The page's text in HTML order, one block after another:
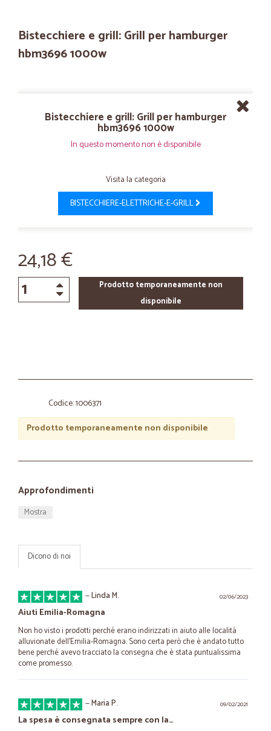
Bistecchiere e grill: Grill per hamburger
hbm3696 1000w
Bistecchiere e grill: Grill per hamburger
hbm3696 1000w
In questo momento non è disponibile
Visita la categoria
BISTECCHIERE-ELETTRICHE-E-GRILL
24,18 €
Prodotto temporaneamente non
disponibile
Codice: 1006371
Prodotto temporaneamente non disponibile
Approfondimenti
Mostra
Dicono di noi
02/06/2023
—Linda M.
Aiuti Emilia-Romagna
Non ho visto i prodotti perché erano indirizzati in aiuto alle località
alluvionate dell'Emilia-Romagna. Sono certa però che è andato tutto
bene perché avevo tracciato la consegna che è stata puntualissima
come promesso.
09/02/2021
—Maria P.
La spesa è consegnata sempre con la…